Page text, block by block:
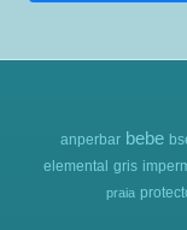
anperbar bebe
elemental gris
praia